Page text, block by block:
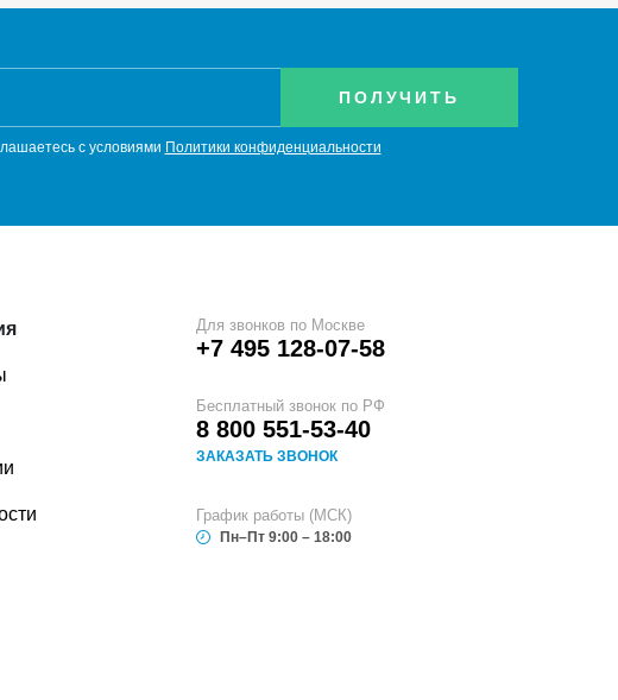
с условиями Политики конфиденциальности
Для звонков по Москве
+7 495 128-07-58
Бесплатный звонок по РФ
8 800 551-53-40
ЗАКАЗАТЬ ЗВОНОК
График работы (МСК)
Пн–Пт 9:00 – 18:00